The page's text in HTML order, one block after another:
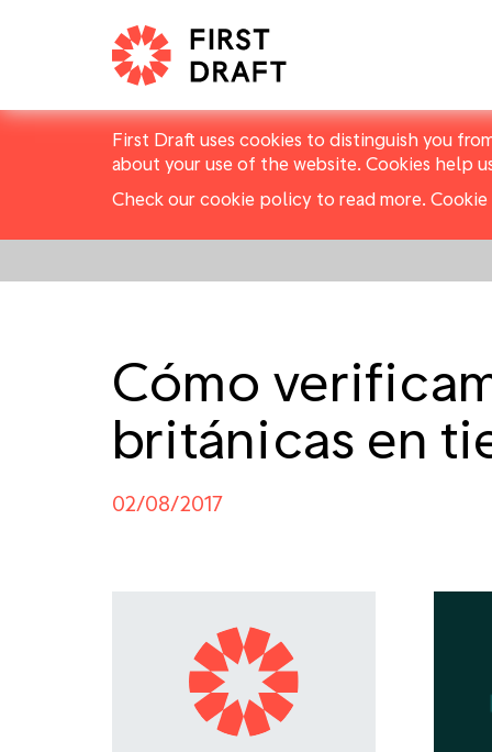
First Draft uses cookies to distinguish you
about your use of the website. Cookies help
Check our cookie policy to read more.
Cómo
británicas en
02/08/2017